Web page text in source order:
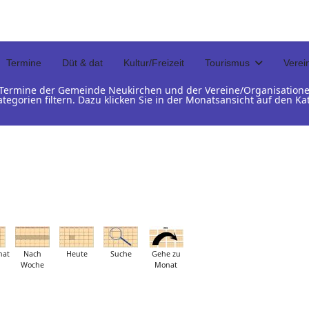
Termine Düt & dat Kultur/Freizeit Tourismus
der Gemeinde Neukirchen und der Vereine/
filtern. Dazu klicken Sie in der Monatsansicht auf den
Nach
Woche
Heute Suche
Gehe zu
Monat